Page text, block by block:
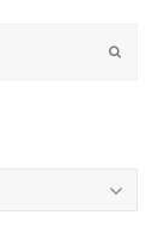
Submit